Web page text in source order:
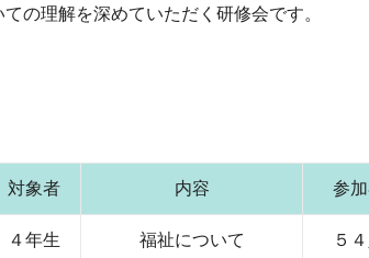
の理解を深めていただく研修会です。
対象者 内容 参
４年生 福祉について ５